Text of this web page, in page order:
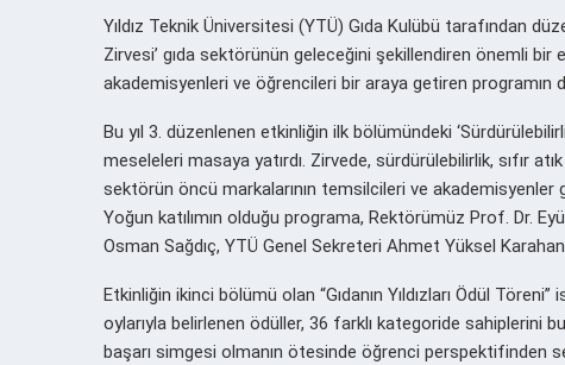
Yıldız Teknik Üniversitesi (YTÜ) Gıda Kulübü tarafından
Zirvesi’ gıda sektörünün geleceğini şekillendiren önemli
akademisyenleri ve öğrencileri bir araya getiren programın
Bu yıl 3. düzenlenen etkinliğin ilk bölümündeki
meseleleri masaya yatırdı. Zirvede, sürdürülebilirlik, sıfır
sektörün öncü markalarının temsilcileri ve akademisyenler
Yoğun katılımın olduğu programa, Rektörümüz Prof. Dr.
Osman Sağdıç, YTÜ Genel Sekreteri Ahmet Yüksel
Etkinliğin ikinci bölümü olan “Gıdanın Yıldızları Ödül
oylarıyla belirlenen ödüller, 36 farklı kategoride sahiplerini
başarı simgesi olmanın ötesinde öğrenci perspektifinden